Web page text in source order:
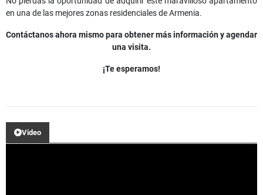
en una de las mejores zonas residenciales de Armenia.
Contáctanos ahora mismo para obtener más información y agendar
una visita.
¡Te esperamos!
Video